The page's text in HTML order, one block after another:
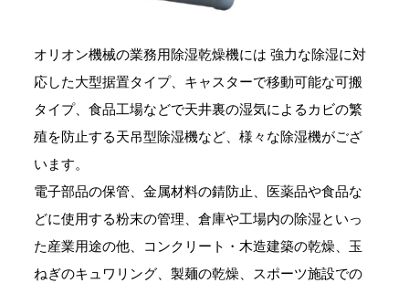
オリオン機械の業務用除湿乾燥機には 強力な除湿に対
応した大型据置タイプ、キャスターで移動可能な可搬
タイプ、食品工場などで天井裏の湿気によるカビの繁
殖を防止する天吊型除湿機など、様々な除湿機がござ
います。
電子部品の保管、金属材料の錆防止、医薬品や食品な
どに使用する粉末の管理、倉庫や工場内の除湿といっ
た産業用途の他、コンクリート・木造建築の乾燥、玉
ねぎのキュワリング、製麺の乾燥、スポーツ施設での